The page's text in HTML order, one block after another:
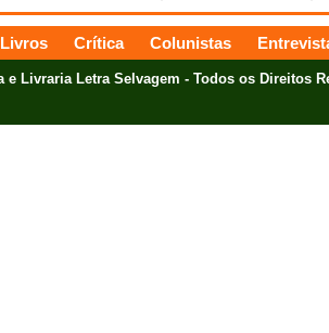
Livros Crítica Colunistas
e Livraria Letra Selvagem - Todos os Direitos